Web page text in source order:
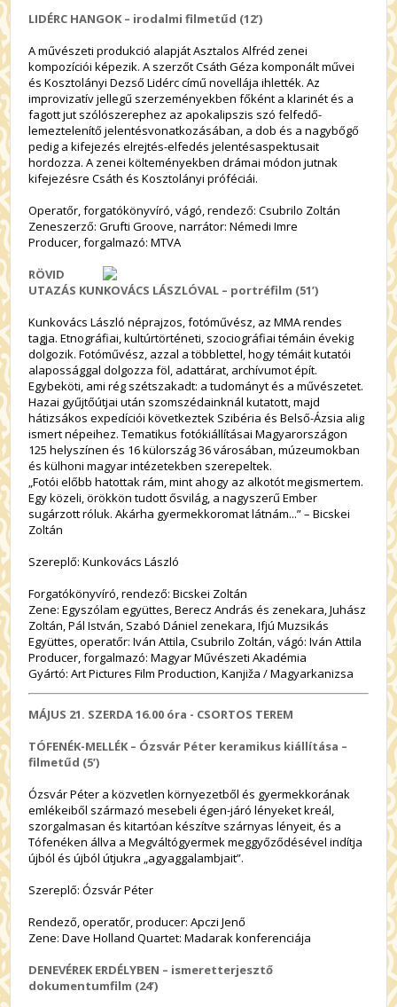
LIDÉRC HANGOK – irodalmi filmetűd (12’)
A művészeti produkció alapját Asztalos Alfréd zenei
kompozíciói képezik. A szerzőt Csáth Géza komponált művei
és Kosztolányi Dezső Lidérc című novellája ihlették. Az
improvizatív jellegű szerzeményekben főként a klarinét és a
fagott jut szólószerephez az apokalipszis szó felfedő-
lemeztelenítő jelentésvonatkozásában, a dob és a nagybőgő
pedig a kifejezés elrejtés-elfedés jelentésaspektusait
hordozza. A zenei költeményekben drámai módon jutnak
kifejezésre Csáth és Kosztolányi próféciái.
Operatőr, forgatókönyvíró, vágó, rendező: Csubrilo Zoltán
Zeneszerző: Grufti Groove, narrátor: Némedi Imre
Producer, forgalmazó: MTVA
RÖVID
UTAZÁS KUNKOVÁCS LÁSZLÓVAL – portréfilm (51’)
Kunkovács László néprajzos, fotóművész, az MMA rendes
tagja. Etnográfiai, kultúrtörténeti, szociográfiai témáin évekig
dolgozik. Fotóművész, azzal a többlettel, hogy témáit kutatói
alapossággal dolgozza föl, adattárat, archívumot épít.
Egybeköti, ami rég szétszakadt: a tudományt és a művészetet.
Hazai gyűjtőútjai után szomszédainknál kutatott, majd
hátizsákos expedíciói következtek Szibéria és Belső-Ázsia alig
ismert népeihez. Tematikus fotókiállításai Magyarországon
125 helyszínen és 16 külország 36 városában, múzeumokban
és külhoni magyar intézetekben szerepeltek.
„Fotói előbb hatottak rám, mint ahogy az alkotót megismertem.
Egy közeli, örökkön tudott ősvilág, a nagyszerű Ember
sugárzott róluk. Akárha gyermekkoromat látnám...” – Bicskei
Zoltán
Szereplő: Kunkovács László
Forgatókönyvíró, rendező: Bicskei Zoltán
Zene: Egyszólam együttes, Berecz András és zenekara, Juhász
Zoltán, Pál István, Szabó Dániel zenekara, Ifjú Muzsikás
Együttes, operatőr: Iván Attila, Csubrilo Zoltán, vágó: Iván Attila
Producer, forgalmazó: Magyar Művészeti Akadémia
Gyártó: Art Pictures Film Production, Kanjiža / Magyarkanizsa
MÁJUS 21. SZERDA16.00 óra - CSORTOS TEREM
TÓFENÉK-MELLÉK – Ózsvár Péter keramikus kiállítása –
filmetűd (5’)
Ózsvár Péter a közvetlen környezetből és gyermekkorának
emlékeiből származó mesebeli égen-járó lényeket kreál,
szorgalmasan és kitartóan készítve szárnyas lényeit, és a
Tófenéken állva a Megváltógyermek meggyőződésével indítja
újból és újból útjukra „agyaggalambjait”.
Szereplő: Ózsvár Péter
Rendező, operatőr, producer: Apczi Jenő
Zene: Dave Holland Quartet: Madarak konferenciája
DENEVÉREK ERDÉLYBEN – ismeretterjesztő
dokumentumfilm (24’)